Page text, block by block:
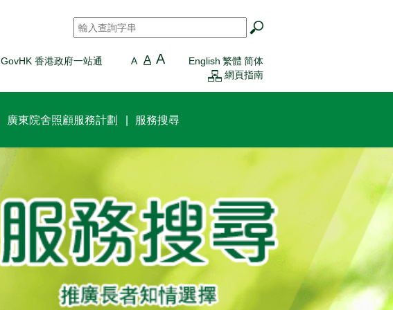
搜尋 *
GovHK 香港政府一站通 A A A English 繁體 简体
網頁指南
廣東院舍照顧服務計劃 服務搜尋